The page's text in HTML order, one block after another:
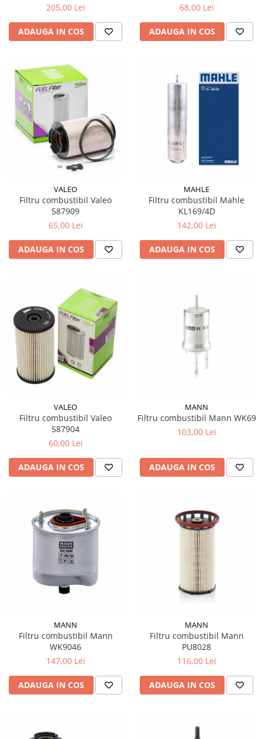
Cayenne 3.0 diesel
205,00 Lei
ADAUGA IN COS
A4B6 2.0 TDI (2006 - 2009)
68,00 Lei
ADAUGA IN COS
VALEO
Filtru combustibil Valeo
587909
65,00 Lei
ADAUGA IN COS
MAHLE
Filtru combustibil Mahle
KL169/4D
142,00 Lei
ADAUGA IN COS
VALEO
Filtru combustibil Valeo
587904
60,00 Lei
ADAUGA IN COS
MANN
Filtru combustibil Mann WK69
103,00 Lei
ADAUGA IN COS
MANN
Filtru combustibil Mann
WK9046
147,00 Lei
ADAUGA IN COS
MANN
Filtru combustibil Mann
PU8028
116,00 Lei
ADAUGA IN COS